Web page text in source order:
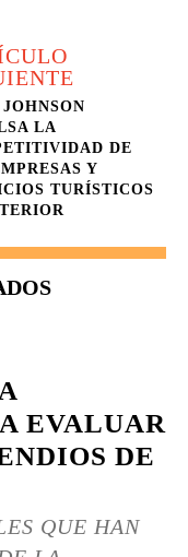
LA
DE
Y
TURÍSTICOS
EVALUAR
DE
QUE HAN